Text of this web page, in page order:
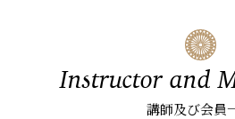
ウ
Instructor and
講師及び会員